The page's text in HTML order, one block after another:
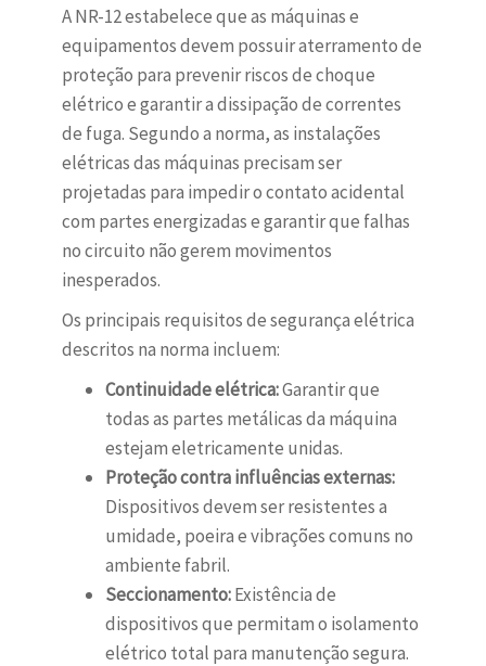
A NR-12 estabelece que as máquinas e
equipamentos devem possuir aterramento de
proteção para prevenir riscos de choque
elétrico e garantir a dissipação de correntes
de fuga. Segundo a norma, as instalações
elétricas das máquinas precisam ser
projetadas para impedir o contato acidental
com partes energizadas e garantir que falhas
no circuito não gerem movimentos
inesperados.
Os principais requisitos de segurança elétrica
descritos na norma incluem:
Continuidade elétrica:Garantir que
todas as partes metálicas da máquina
estejam eletricamente unidas.
Proteção contra influências externas:
Dispositivos devem ser resistentes a
umidade, poeira e vibrações comuns no
ambiente fabril.
Seccionamento:Existência de
dispositivos que permitam o isolamento
elétrico total para manutenção segura.